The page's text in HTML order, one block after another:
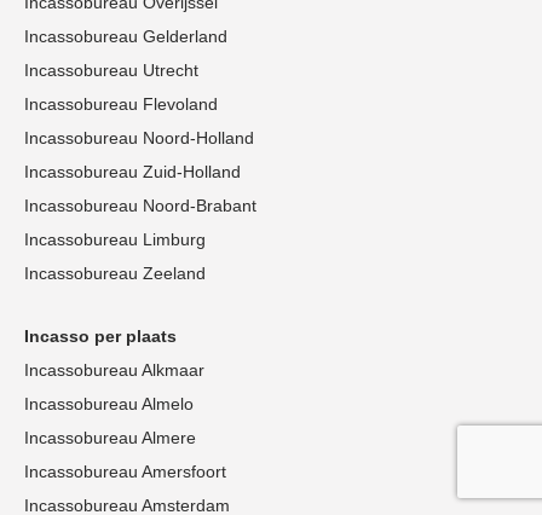
Incassobureau Gelderland
Incassobureau Utrecht
Incassobureau Flevoland
Incassobureau Noord-Holland
Incassobureau Zuid-Holland
Incassobureau Noord-Brabant
Incassobureau Limburg
Incassobureau Zeeland
Incasso per plaats
Incassobureau Alkmaar
Incassobureau Almelo
Incassobureau Almere
Incassobureau Amersfoort
Incassobureau Amsterdam